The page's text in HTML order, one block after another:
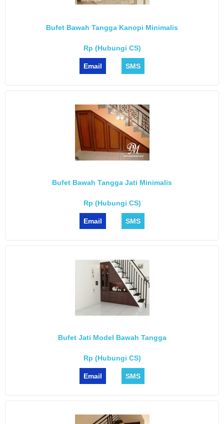
Bufet Bawah Tangga Kanopi Minimalis
Rp (Hubungi CS)
Email SMS
Bufet Bawah Tangga Jati Minimalis
Rp (Hubungi CS)
Email SMS
Bufet Jati Model Bawah Tangga
Rp (Hubungi CS)
Email SMS